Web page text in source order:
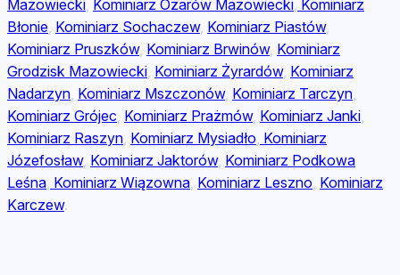
Mazowiecki, Kominiarz Ożarów Mazowiecki, Kominiarz
Błonie, Kominiarz Sochaczew, Kominiarz Piastów,
Kominiarz Pruszków, Kominiarz Brwinów, Kominiarz
Grodzisk Mazowiecki, Kominiarz Żyrardów, Kominiarz
Nadarzyn, Kominiarz Mszczonów, Kominiarz Tarczyn,
Kominiarz Grójec, Kominiarz Prażmów, Kominiarz Janki,
Kominiarz Raszyn, Kominiarz Mysiadło, Kominiarz
Józefosław, Kominiarz Jaktorów, Kominiarz Podkowa
Leśna, Kominiarz Wiązowna, Kominiarz Leszno, Kominiarz
Karczew.